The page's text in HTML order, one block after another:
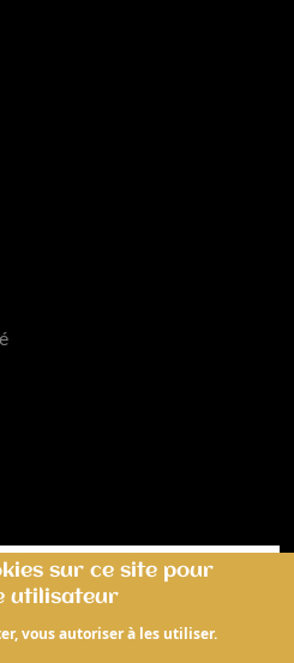
sur ce site pour
utilisateur
vous autoriser à les utiliser.